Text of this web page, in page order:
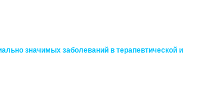
значимых заболеваний в терапевтической и